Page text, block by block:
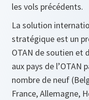
les vols précédents.
La solution
stratégique est un
OTAN de soutien et
aux pays de
nombre de neuf
France, Allemagne,